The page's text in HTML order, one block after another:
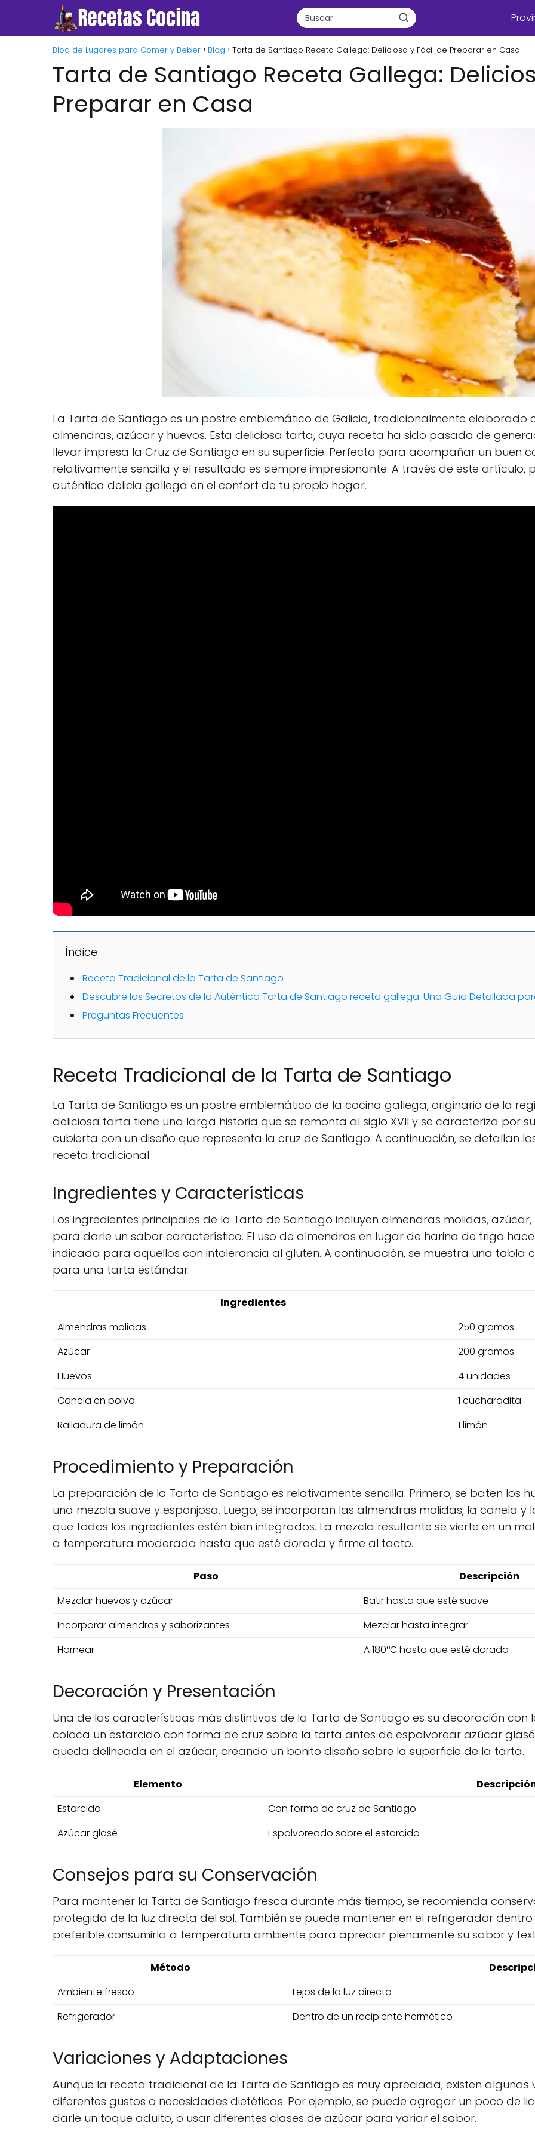
Blog de Lugares para Comer y Beber Blog Tarta de Santiago Receta Gallega: Deliciosa y Fácil de Preparar en Casa
Tarta de Santiago Receta Gallega:
Preparar en Casa
La Tarta de Santiago es un postre emblemático de Galicia, tradicionalmente elaborado
almendras, azúcar y huevos. Esta deliciosa tarta, cuya receta ha sido pasada de
llevar impresa la Cruz de Santiago en su superficie. Perfecta para acompañar un buen
relativamente sencilla y el resultado es siempre impresionante. A través de este
auténtica delicia gallega en el confort de tu propio hogar.
Índice
Receta Tradicional de la Tarta de Santiago
Descubre los Secretos de la Auténtica Tarta de Santiago receta gallega: Una Guía Detallada
Preguntas Frecuentes
Receta Tradicional de la Tarta de Santiago
La Tarta de Santiago es un postre emblemático de la cocina gallega, originario de la
deliciosa tarta tiene una larga historia que se remonta al siglo XVII y se caracteriza por
cubierta con un diseño que representa la cruz de Santiago. A continuación, se detallan
receta tradicional.
Ingredientes y Características
Los ingredientes principales de la Tarta de Santiago incluyen almendras molidas,
para darle un sabor característico. El uso de almendras en lugar de harina de trigo
indicada para aquellos con intolerancia al gluten. A continuación, se muestra una tabla
para una tarta estándar.
Ingredientes
Almendras molidas
250 gramos
Azúcar
200 gramos
Huevos
4 unidades
Canela en polvo
1 cucharadita
Ralladura de limón
1 limón
Procedimiento y Preparación
La preparación de la Tarta de Santiago es relativamente sencilla. Primero, se baten los
una mezcla suave y esponjosa. Luego, se incorporan las almendras molidas, la canela
que todos los ingredientes estén bien integrados. La mezcla resultante se vierte en un
a temperatura moderada hasta que esté dorada y firme al tacto.
Paso Descripción
Mezclar huevos y azúcar
Batir hasta que esté suave
Incorporar almendras y saborizantes
Mezclar hasta integrar
Hornear
A 180°C hasta que esté dorada
Decoración y Presentación
Una de las características más distintivas de la Tarta de Santiago es su decoración con
coloca un estarcido con forma de cruz sobre la tarta antes de espolvorear azúcar
queda delineada en el azúcar, creando un bonito diseño sobre la superficie de la tarta.
Elemento
Estarcido
Con forma de cruz de Santiago
Azúcar glasé
Espolvoreado sobre el estarcido
Consejos para su Conservación
Para mantener la Tarta de Santiago fresca durante más tiempo, se recomienda
protegida de la luz directa del sol. También se puede mantener en el refrigerador
preferible consumirla a temperatura ambiente para apreciar plenamente su sabor y
Método
Ambiente fresco
Lejos de la luz directa
Refrigerador
Dentro de un recipiente hermético
Variaciones y Adaptaciones
Aunque la receta tradicional de la Tarta de Santiago es muy apreciada, existen
diferentes gustos o necesidades dietéticas. Por ejemplo, se puede agregar un poco de
darle un toque adulto, o usar diferentes clases de azúcar para variar el sabor.